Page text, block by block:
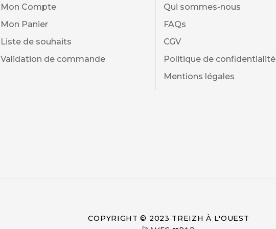
Mon Compte
Mon Panier
Liste de souhaits
Validation de commande
Qui sommes-nous
FAQs
CGV
Politique de confidentialité
Mentions légales
COPYRIGHT © 2023 TREIZH À L'OUEST